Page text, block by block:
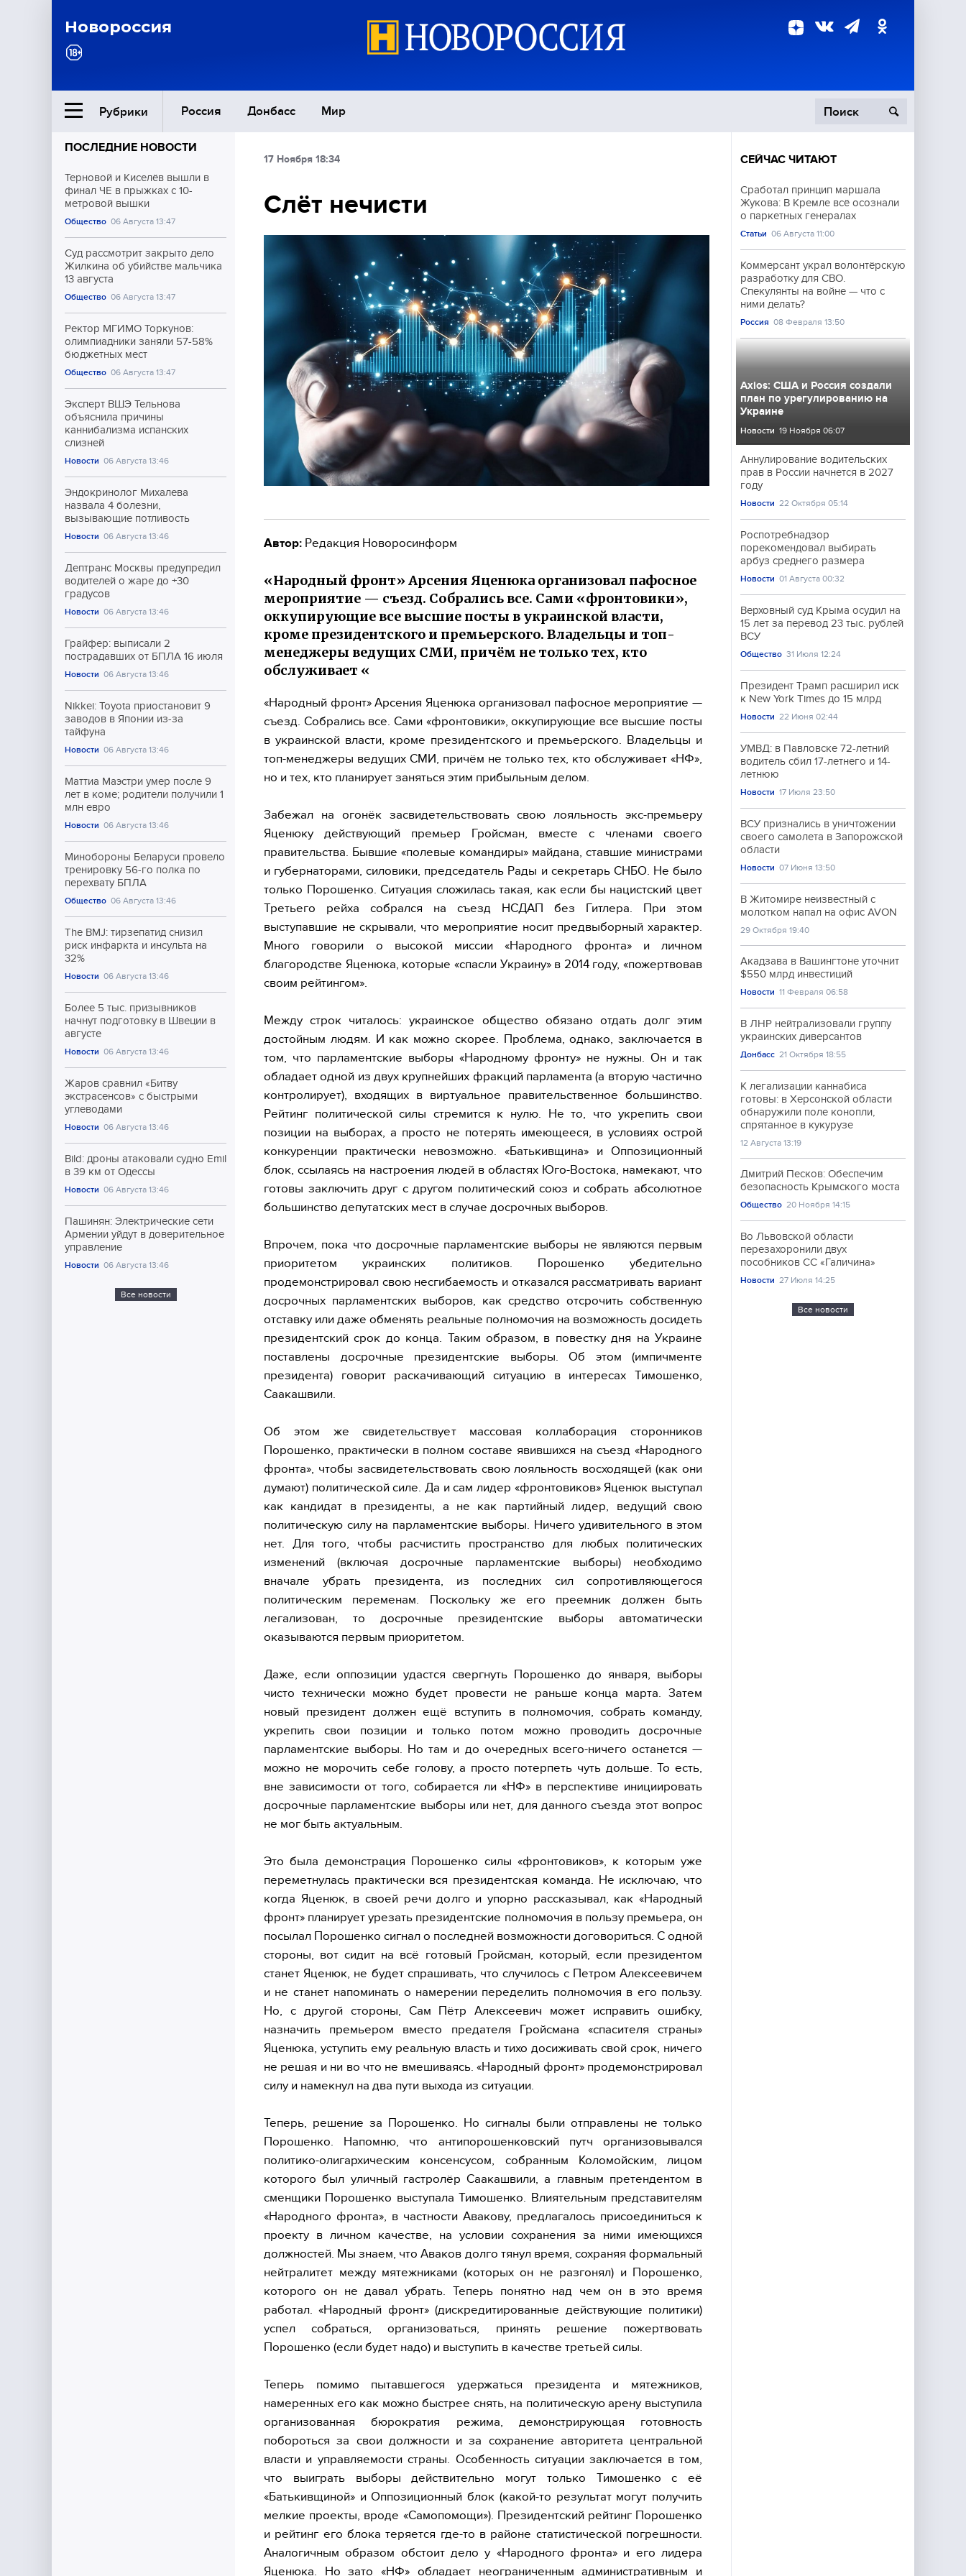
Новороссия
Рубрики Россия Донбасс Мир
Ближний Восток
Общество
Экономика
Происшествия
Культура
Спорт
ПОСЛЕДНИЕ НОВОСТИ
Терновой и Киселёв вышли в
финал ЧЕ в прыжках с 10-
метровой вышки
Общество 06 Августа 13:47
Суд рассмотрит закрыто дело
Жилкина об убийстве мальчика
13 августа
Общество 06 Августа 13:47
Ректор МГИМО Торкунов:
олимпиадники заняли 57-58%
бюджетных мест
Общество 06 Августа 13:47
Эксперт ВШЭ Тельнова
объяснила причины
каннибализма испанских
слизней
Новости 06 Августа 13:46
Эндокринолог Михалева
назвала 4 болезни,
вызывающие потливость
Новости 06 Августа 13:46
Дептранс Москвы предупредил
водителей о жаре до +30
градусов
Новости 06 Августа 13:46
Грайфер: выписали 2
пострадавших от БПЛА 16 июля
Новости 06 Августа 13:46
Nikkei: Toyota приостановит 9
заводов в Японии из-за
тайфуна
Новости 06 Августа 13:46
Маттиа Маэстри умер после 9
лет в коме; родители получили 1
млн евро
Новости 06 Августа 13:46
Минобороны Беларуси провело
тренировку 56-го полка по
перехвату БПЛА
Общество 06 Августа 13:46
The BMJ: тирзепатид снизил
риск инфаркта и инсульта на
32%
Новости 06 Августа 13:46
Более 5 тыс. призывников
начнут подготовку в Швеции в
августе
Новости 06 Августа 13:46
Жаров сравнил «Битву
экстрасенсов» с быстрыми
углеводами
Новости 06 Августа 13:46
Bild: дроны атаковали судно Emil
в 39 км от Одессы
Новости 06 Августа 13:46
Пашинян: Электрические сети
Армении уйдут в доверительное
управление
Новости 06 Августа 13:46
Все новости
17 Ноября 18:34
Слёт нечисти
Автор: Редакция Новоросинформ
«Народный фронт» Арсения Яценюка организовал пафосное
мероприятие — съезд. Собрались все. Сами «фронтовики»,
оккупирующие все высшие посты в украинской власти,
кроме президентского и премьерского. Владельцы и топ-
менеджеры ведущих СМИ, причём не только тех, кто
обслуживает «
«Народный фронт» Арсения Яценюка организовал пафосное мероприятие —
съезд. Собрались все. Сами «фронтовики», оккупирующие все высшие посты
в украинской власти, кроме президентского и премьерского. Владельцы и
топ-менеджеры ведущих СМИ, причём не только тех, кто обслуживает «НФ»,
но и тех, кто планирует заняться этим прибыльным делом.
Забежал на огонёк засвидетельствовать свою лояльность экс-премьеру
Яценюку действующий премьер Гройсман, вместе с членами своего
правительства. Бывшие «полевые командиры» майдана, ставшие министрами
и губернаторами, силовики, председатель Рады и секретарь СНБО. Не было
только Порошенко. Ситуация сложилась такая, как если бы нацистский цвет
Третьего рейха собрался на съезд НСДАП без Гитлера. При этом
выступавшие не скрывали, что мероприятие носит предвыборный характер.
Много говорили о высокой миссии «Народного фронта» и личном
благородстве Яценюка, которые «спасли Украину» в 2014 году, «пожертвовав
своим рейтингом».
Между строк читалось: украинское общество обязано отдать долг этим
достойным людям. И как можно скорее. Проблема, однако, заключается в
том, что парламентские выборы «Народному фронту» не нужны. Он и так
обладает одной из двух крупнейших фракций парламента (а вторую частично
контролирует), входящих в виртуальное правительственное большинство.
Рейтинг политической силы стремится к нулю. Не то, что укрепить свои
позиции на выборах, а просто не потерять имеющееся, в условиях острой
конкуренции практически невозможно. «Батькивщина» и Оппозиционный
блок, ссылаясь на настроения людей в областях Юго-Востока, намекают, что
готовы заключить друг с другом политический союз и собрать абсолютное
большинство депутатских мест в случае досрочных выборов.
Впрочем, пока что досрочные парламентские выборы не являются первым
приоритетом украинских политиков. Порошенко убедительно
продемонстрировал свою несгибаемость и отказался рассматривать вариант
досрочных парламентских выборов, как средство отсрочить собственную
отставку или даже обменять реальные полномочия на возможность досидеть
президентский срок до конца. Таким образом, в повестку дня на Украине
поставлены досрочные президентские выборы. Об этом (импичменте
президента) говорит раскачивающий ситуацию в интересах Тимошенко,
Саакашвили.
Об этом же свидетельствует массовая коллаборация сторонников
Порошенко, практически в полном составе явившихся на съезд «Народного
фронта», чтобы засвидетельствовать свою лояльность восходящей (как они
думают) политической силе. Да и сам лидер «фронтовиков» Яценюк выступал
как кандидат в президенты, а не как партийный лидер, ведущий свою
политическую силу на парламентские выборы. Ничего удивительного в этом
нет. Для того, чтобы расчистить пространство для любых политических
изменений (включая досрочные парламентские выборы) необходимо
вначале убрать президента, из последних сил сопротивляющегося
политическим переменам. Поскольку же его преемник должен быть
легализован, то досрочные президентские выборы автоматически
оказываются первым приоритетом.
Даже, если оппозиции удастся свергнуть Порошенко до января, выборы
чисто технически можно будет провести не раньше конца марта. Затем
новый президент должен ещё вступить в полномочия, собрать команду,
укрепить свои позиции и только потом можно проводить досрочные
парламентские выборы. Но там и до очередных всего-ничего останется —
можно не морочить себе голову, а просто потерпеть чуть дольше. То есть,
вне зависимости от того, собирается ли «НФ» в перспективе инициировать
досрочные парламентские выборы или нет, для данного съезда этот вопрос
не мог быть актуальным.
Это была демонстрация Порошенко силы «фронтовиков», к которым уже
переметнулась практически вся президентская команда. Не исключаю, что
когда Яценюк, в своей речи долго и упорно рассказывал, как «Народный
фронт» планирует урезать президентские полномочия в пользу премьера, он
посылал Порошенко сигнал о последней возможности договориться. С одной
стороны, вот сидит на всё готовый Гройсман, который, если президентом
станет Яценюк, не будет спрашивать, что случилось с Петром Алексеевичем
и не станет напоминать о намерении переделить полномочия в его пользу.
Но, с другой стороны, Сам Пётр Алексеевич может исправить ошибку,
назначить премьером вместо предателя Гройсмана «спасителя страны»
Яценюка, уступить ему реальную власть и тихо досиживать свой срок, ничего
не решая и ни во что не вмешиваясь. «Народный фронт» продемонстрировал
силу и намекнул на два пути выхода из ситуации.
Теперь, решение за Порошенко. Но сигналы были отправлены не только
Порошенко. Напомню, что антипорошенковский путч организовывался
политико-олигархическим консенсусом, собранным Коломойским, лицом
которого был уличный гастролёр Саакашвили, а главным претендентом в
сменщики Порошенко выступала Тимошенко. Влиятельным представителям
«Народного фронта», в частности Авакову, предлагалось присоединиться к
проекту в личном качестве, на условии сохранения за ними имеющихся
должностей. Мы знаем, что Аваков долго тянул время, сохраняя формальный
нейтралитет между мятежниками (которых он не разгонял) и Порошенко,
которого он не давал убрать. Теперь понятно над чем он в это время
работал. «Народный фронт» (дискредитированные действующие политики)
успел собраться, организоваться, принять решение пожертвовать
Порошенко (если будет надо) и выступить в качестве третьей силы.
Теперь помимо пытавшегося удержаться президента и мятежников,
намеренных его как можно быстрее снять, на политическую арену выступила
организованная бюрократия режима, демонстрирующая готовность
побороться за свои должности и за сохранение авторитета центральной
власти и управляемости страны. Особенность ситуации заключается в том,
что выиграть выборы действительно могут только Тимошенко с её
«Батькивщиной» и Оппозиционный блок (какой-то результат могут получить
мелкие проекты, вроде «Самопомощи»). Президентский рейтинг Порошенко
и рейтинг его блока теряется где-то в районе статистической погрешности.
Аналогичным образом обстоит дело у «Народного фронта» и его лидера
Яценюка. Но зато «НФ» обладает неограниченным административным и
СЕЙЧАС ЧИТАЮТ
Сработал принцип маршала
Жукова: В Кремле всё осознали
о паркетных генералах
Статьи 06 Августа 11:00
Коммерсант украл волонтёрскую
разработку для СВО.
Спекулянты на войне — что с
ними делать?
Россия 08 Февраля 13:50
Axios: США и Россия создали
план по урегулированию на
Украине
Новости 19 Ноября 06:07
Аннулирование водительских
прав в России начнется в 2027
году
Новости 22 Октября 05:14
Роспотребнадзор
порекомендовал выбирать
арбуз среднего размера
Новости 01 Августа 00:32
Верховный суд Крыма осудил на
15 лет за перевод 23 тыс. рублей
ВСУ
Общество 31 Июля 12:24
Президент Трамп расширил иск
к New York Times до 15 млрд
Новости 22 Июня 02:44
УМВД: в Павловске 72-летний
водитель сбил 17-летнего и 14-
летнюю
Новости 17 Июля 23:50
ВСУ признались в уничтожении
своего самолета в Запорожской
области
Новости 07 Июня 13:50
В Житомире неизвестный с
молотком напал на офис AVON
29 Октября 19:40
Акадзава в Вашингтоне уточнит
$550 млрд инвестиций
Новости 11 Февраля 06:58
В ЛНР нейтрализовали группу
украинских диверсантов
Донбасс 21 Октября 18:55
К легализации каннабиса
готовы: в Херсонской области
обнаружили поле конопли,
спрятанное в кукурузе
12 Августа 13:19
Дмитрий Песков: Обеспечим
безопасность Крымского моста
Общество 20 Ноября 14:15
Во Львовской области
перезахоронили двух
пособников СС «Галичина»
Новости 27 Июля 14:25
Все новости